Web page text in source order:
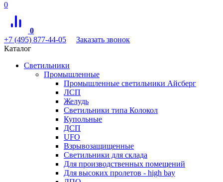
0
0
+7 (495) 877-44-05
Заказать звонок
Каталог
Светильники
Промышленные
Промышленные светильники Айсберг
ЛСП
Желудь
Светильники типа Колокол
Купольные
ДСП
UFO
Взрывозащищенные
Светильники для склада
Для производственных помещений
Для высоких пролетов - high bay